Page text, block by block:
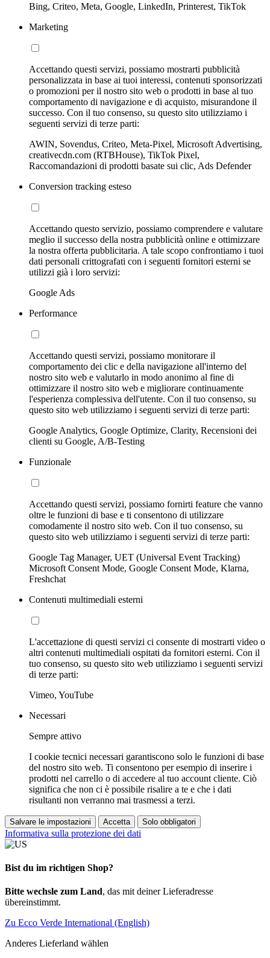
Bing, Criteo, Meta, Google, LinkedIn, Printerest, TikTok
Marketing
Accettando questi servizi, possiamo mostrarti pubblicità
personalizzata in base ai tuoi interessi, contenuti sponsorizzati
o promozioni per il nostro sito web o prodotti in base al tuo
comportamento di navigazione e di acquisto, misurandone il
successo. Con il tuo consenso, su questo sito utilizziamo i
seguenti servizi di terze parti:
AWIN, Sovendus, Criteo, Meta-Pixel, Microsoft Advertising,
creativecdn.com (RTBHouse), TikTok Pixel,
Raccomandazioni di prodotti basate sui clic, Ads Defender
Conversion tracking esteso
Accettando questo servizio, possiamo comprendere e valutare
meglio il successo della nostra pubblicità online e ottimizzare
la nostra offerta pubblicitaria. A tale scopo confrontiamo i tuoi
dati personali crittografati con i seguenti fornitori esterni se
utilizzi già i loro servizi:
Google Ads
Performance
Accettando questi servizi, possiamo monitorare il
comportamento dei clic e della navigazione all'interno del
nostro sito web e valutarlo in modo anonimo al fine di
ottimizzare il nostro sito web e migliorare continuamente
l'esperienza complessiva dell'utente. Con il tuo consenso, su
questo sito web utilizziamo i seguenti servizi di terze parti:
Google Analytics, Google Optimize, Clarity, Recensioni dei
clienti su Google, A/B-Testing
Funzionale
Accettando questi servizi, possiamo fornirti feature che vanno
oltre le funzioni di base e ti consentono di utilizzare
comodamente il nostro sito web. Con il tuo consenso, su
questo sito web utilizziamo i seguenti servizi di terze parti:
Google Tag Manager, UET (Universal Event Tracking)
Microsoft Consent Mode, Google Consent Mode, Klarna,
Freshchat
Contenuti multimediali esterni
L'accettazione di questi servizi ci consente di mostrarti video o
altri contenuti multimediali ospitati da fornitori esterni. Con il
tuo consenso, su questo sito web utilizziamo i seguenti servizi
di terze parti:
Vimeo, YouTube
Necessari
Sempre attivo
I cookie tecnici necessari garantiscono solo le funzioni di base
del nostro sito web. Ti consentono per esempio di inserire i
prodotti nel carrello o di accedere al tuo account cliente. Ciò
significa che non ci è possibile risalire a te e che i dati
risultanti non verranno mai trasmessi a terzi.
Salvare le impostazioni Accetta Solo obbligatori
Informativa sulla protezione dei dati
Bist du im richtigen Shop?
Bitte wechsle zum Land, das mit deiner Lieferadresse
übereinstimmt.
Zu Ecco Verde International (English)
Anderes Lieferland wählen